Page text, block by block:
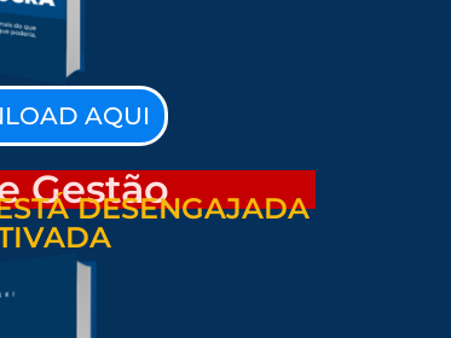
AQUI
Gestão
DESENGAJADA